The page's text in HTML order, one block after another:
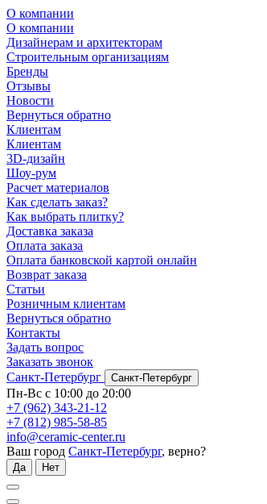
О компании
О компании
Дизайнерам и архитекторам
Строительным организациям
Бренды
Отзывы
Новости
Вернуться обратно
Клиентам
Клиентам
3D-дизайн
Шоу-рум
Расчет материалов
Как сделать заказ?
Как выбрать плитку?
Доставка заказа
Оплата заказа
Оплата банковской картой онлайн
Возврат заказа
Статьи
Розничным клиентам
Вернуться обратно
Контакты
Задать вопрос
Заказать звонок
Санкт-Петербург
Санкт-Петербург
Пн-Вс с 10:00 до 20:00
+7 (962) 343-21-12
+7 (812) 985-58-85
info@ceramic-center.ru
Ваш город Санкт-Петербург, верно?
Да Нет